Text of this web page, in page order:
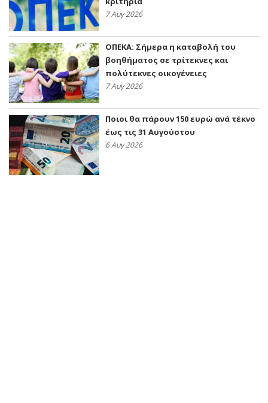
7 Αυγ 2026
ΟΠΕΚΑ: Σήμερα η καταβολή του
βοηθήματος σε τρίτεκνες και
πολύτεκνες οικογένειες
7 Αυγ 2026
Ποιοι θα πάρουν 150 ευρώ ανά τέκνο
έως τις 31 Αυγούστου
6 Αυγ 2026